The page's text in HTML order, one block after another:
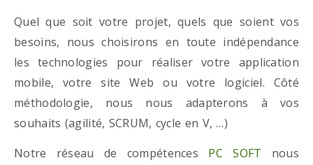
Quel que soit votre projet, quels que soient vos
besoins, nous choisirons en toute indépendance
les technologies pour réaliser votre application
mobile, votre site Web ou votre logiciel. Côté
méthodologie, nous nous adapterons à vos
souhaits (agilité, SCRUM, cycle en V, …)
Notre réseau de compétences PC SOFT nous